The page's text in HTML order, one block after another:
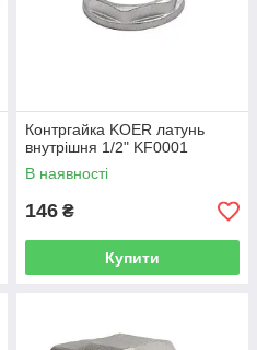
Контргайка KOER латунь
внутрішня 1/2" KF0001
В наявності
146 ₴
Купити